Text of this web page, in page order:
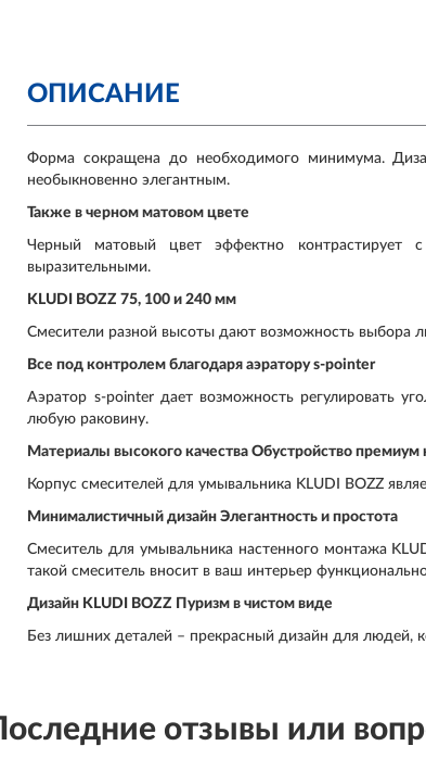
ОПИСАНИЕ
Форма сокращена до необходимого минимума.
необыкновенно элегантным.
Также в черном матовом цвете
Черный матовый цвет эффектно контрастирует
выразительными.
KLUDI BOZZ 75, 100 и 240 мм
Смесители разной высоты дают возможность выбора
Все под контролем благодаря аэратору s-pointer
Аэратор s-pointer дает возможность регулировать
любую раковину.
Материалы высокого качества Обустройство премиум
Корпус смесителей для умывальника KLUDI BOZZ
Минималистичный дизайн Элегантность и простота
Смеситель для умывальника настенного монтажа
такой смеситель вносит в ваш интерьер
Дизайн KLUDI BOZZ Пуризм в чистом виде
Без лишних деталей – прекрасный дизайн для людей,
отзывы или